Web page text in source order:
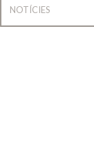
NOTÍCIES